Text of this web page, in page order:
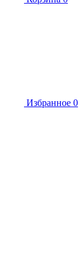
Избранное 0